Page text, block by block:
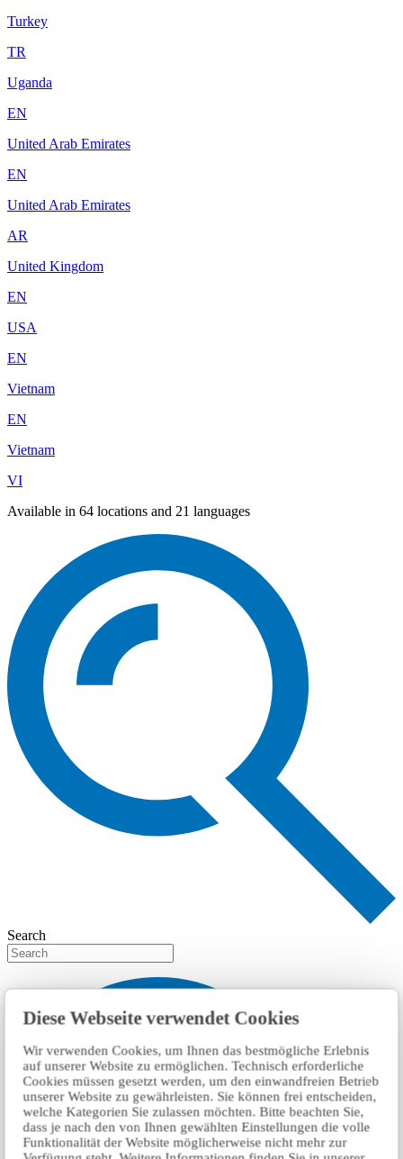
Diese Webseite verwendet Cookies
Wir verwenden Cookies, um Ihnen das bestmögliche Erlebnis
auf unserer Website zu ermöglichen. Technisch erforderliche
Cookies müssen gesetzt werden, um den einwandfreien Betrieb
unserer Website zu gewährleisten. Sie können frei entscheiden,
welche Kategorien Sie zulassen möchten. Bitte beachten Sie,
dass je nach den von Ihnen gewählten Einstellungen die volle
Funktionalität der Website möglicherweise nicht mehr zur
Turkey
TR
Uganda
EN
United Arab Emirates
EN
United Arab Emirates
AR
United Kingdom
EN
USA
EN
Vietnam
EN
Vietnam
VI
Available in 64 locations and 21 languages
Search